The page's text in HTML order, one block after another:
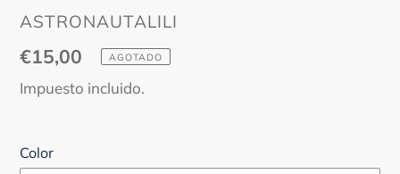
PROVEEDOR
ASTRONAUTALILI
Precio
habitual
€15,00 AGOTADO
Impuesto incluido.
Color